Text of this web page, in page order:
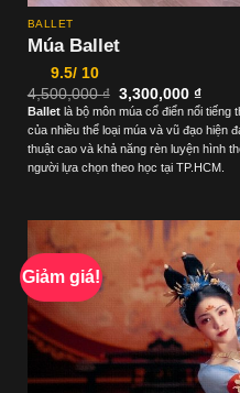
BALLET
Múa Ballet
9.5/ 10
4,500,000₫ Giá
gốc
là:
4,500,000 ₫.
3,300,000 ₫Giá
hiện
tại
là:
Balletlà bộ môn múa cổ điển nổi tiếng
của nhiều thể loại múa và vũ đạo hiện
thuật cao và khả năng rèn luyện hình
người lựa chọn theo học tại TP.HCM.
Giảm giá!